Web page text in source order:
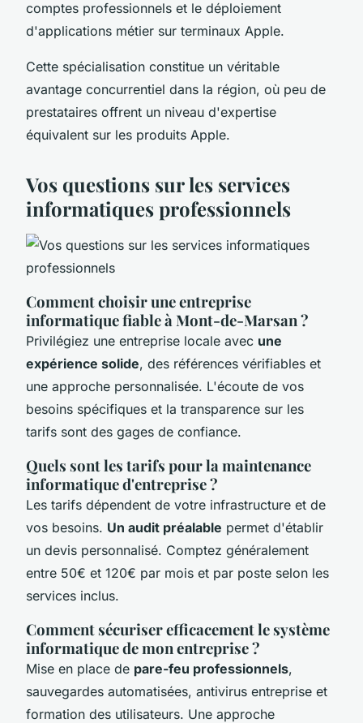
comptes professionnels et le déploiement
d'applications métier sur terminaux Apple.
Cette spécialisation constitue un véritable
avantage concurrentiel dans la région, où peu de
prestataires offrent un niveau d'expertise
équivalent sur les produits Apple.
Vos questions sur les services
informatiques professionnels
Comment choisir une entreprise
informatique fiable à Mont-de-Marsan ?
Privilégiez une entreprise locale avec une
expérience solide, des références vérifiables et
une approche personnalisée. L'écoute de vos
besoins spécifiques et la transparence sur les
tarifs sont des gages de confiance.
Quels sont les tarifs pour la maintenance
informatique d'entreprise ?
Les tarifs dépendent de votre infrastructure et de
vos besoins. Un audit préalable permet d'établir
un devis personnalisé. Comptez généralement
entre 50€ et 120€ par mois et par poste selon les
services inclus.
Comment sécuriser efficacement le système
informatique de mon entreprise ?
Mise en place de pare-feu professionnels,
sauvegardes automatisées, antivirus entreprise et
formation des utilisateurs. Une approche